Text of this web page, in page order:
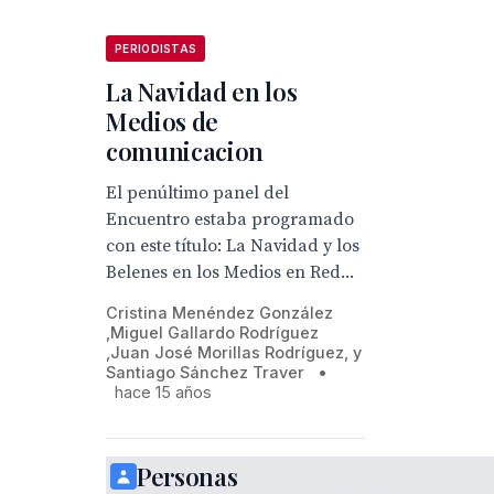
PERIODISTAS
La Navidad en los
Medios de
comunicacion
El penúltimo panel del
Encuentro estaba programado
con este título: La Navidad y los
Belenes en los Medios en Red...
Cristina Menéndez González
,Miguel Gallardo Rodríguez
,Juan José Morillas Rodríguez, y
Santiago Sánchez Traver
•
hace 15 años
Personas